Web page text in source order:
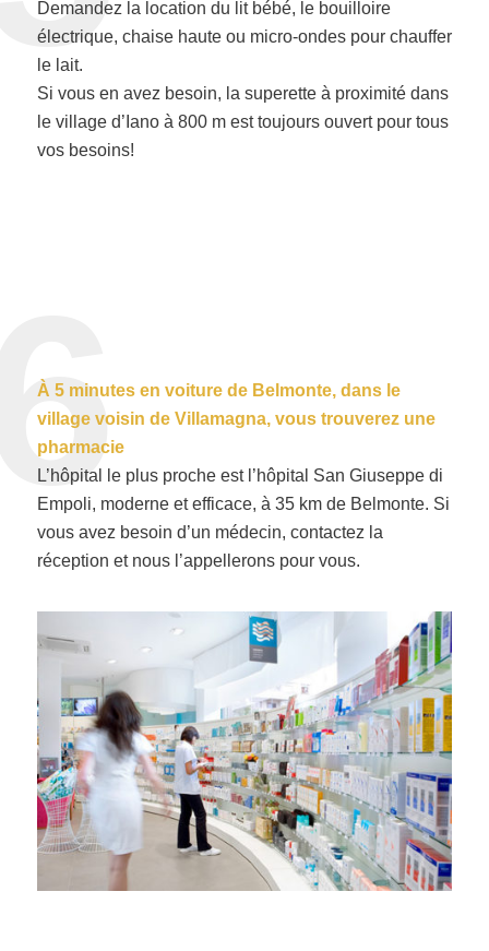
Demandez la location du lit bébé, le bouilloire
électrique, chaise haute ou micro-ondes pour chauffer
le lait.
Si vous en avez besoin, la superette à proximité dans
le village d’Iano à 800 m est toujours ouvert pour tous
vos besoins!
À 5 minutes en voiture de Belmonte, dans le
village voisin de Villamagna, vous trouverez une
pharmacie
L’hôpital le plus proche est l’hôpital San Giuseppe di
Empoli, moderne et efficace, à 35 km de Belmonte. Si
vous avez besoin d’un médecin, contactez la
réception et nous l’appellerons pour vous.